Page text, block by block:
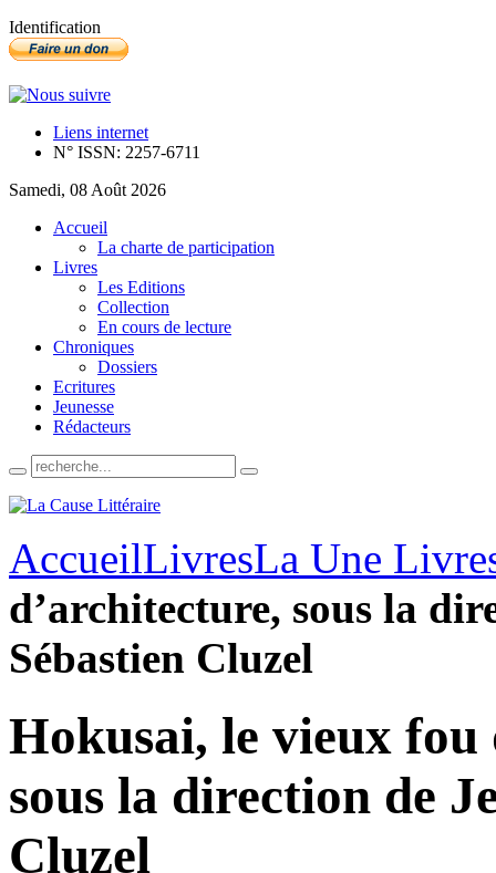
Identification
Liens internet
N° ISSN: 2257-6711
Samedi, 08 Août 2026
Accueil
La charte de participation
Livres
Les Editions
Collection
En cours de lecture
Chroniques
Dossiers
Ecritures
Jeunesse
Rédacteurs
AccueilLivresLa Une
d’architecture, sous la
Sébastien Cluzel
Hokusai, le vieux fou
sous la direction de
Cluzel